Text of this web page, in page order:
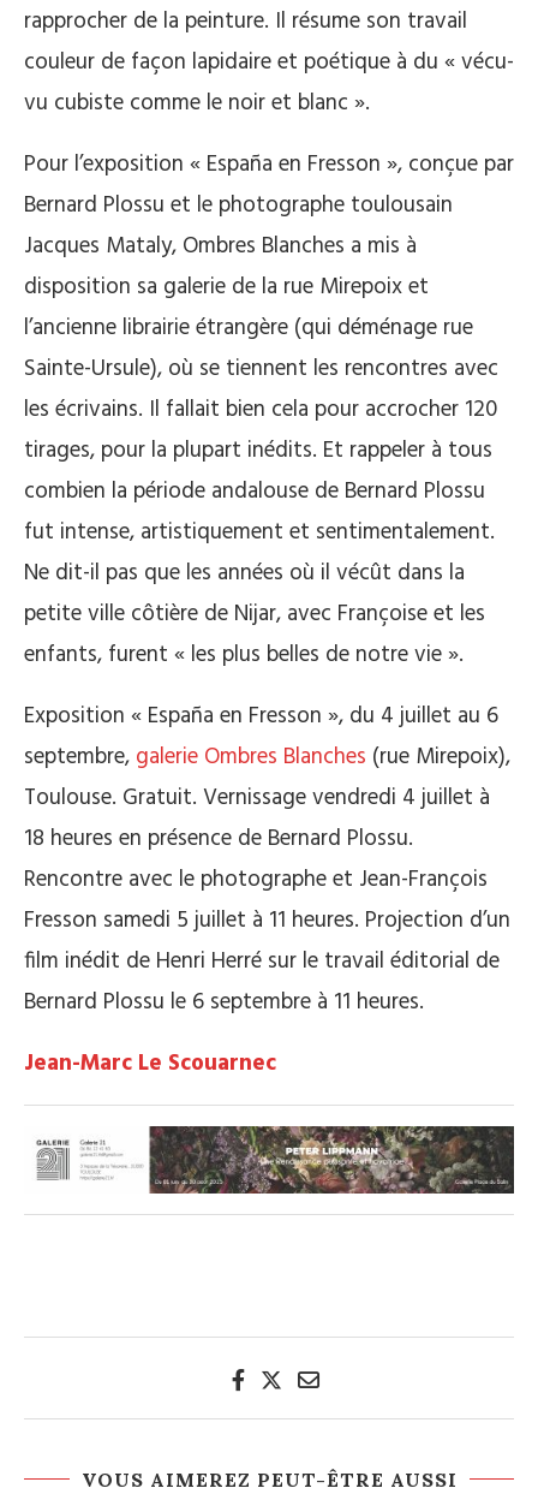
rapprocher de la peinture. Il résume son travail
couleur de façon lapidaire et poétique à du « vécu-
vu cubiste comme le noir et blanc ».
Pour l’exposition « España en Fresson », conçue par
Bernard Plossu et le photographe toulousain
Jacques Mataly, Ombres Blanches a mis à
disposition sa galerie de la rue Mirepoix et
l’ancienne librairie étrangère (qui déménage rue
Sainte-Ursule), où se tiennent les rencontres avec
les écrivains. Il fallait bien cela pour accrocher 120
tirages, pour la plupart inédits. Et rappeler à tous
combien la période andalouse de Bernard Plossu
fut intense, artistiquement et sentimentalement.
Ne dit-il pas que les années où il vécût dans la
petite ville côtière de Nijar, avec Françoise et les
enfants, furent « les plus belles de notre vie ».
Exposition « España en Fresson », du 4 juillet au 6
septembre, galerie Ombres Blanches (rue Mirepoix),
Toulouse. Gratuit. Vernissage vendredi 4 juillet à
18 heures en présence de Bernard Plossu.
Rencontre avec le photographe et Jean-François
Fresson samedi 5 juillet à 11 heures. Projection d’un
film inédit de Henri Herré sur le travail éditorial de
Bernard Plossu le 6 septembre à 11 heures.
Jean-Marc Le Scouarnec
VOUS AIMEREZ PEUT-ÊTRE AUSSI